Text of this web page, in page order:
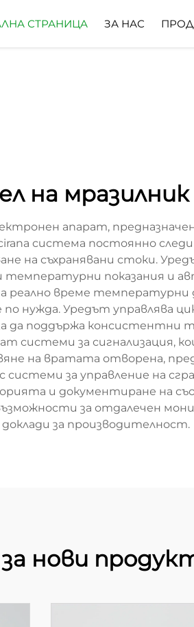
СТРАНИЦА ЗА НАС
на мразилник
апарат,
система постоянно
на съхранявани стоки.
температурни показания и
реално време
нужда. Уредът управлява
да поддържа
системи за сигнализация,
на вратата отворена,
за управление на
и документиране на
за отдалечен
за производителност.
нови